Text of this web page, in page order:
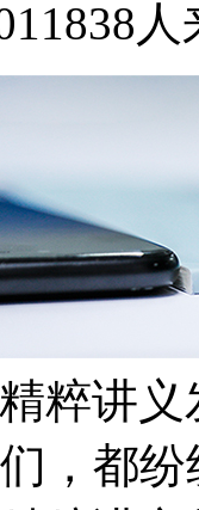
11838人
讲义
，都